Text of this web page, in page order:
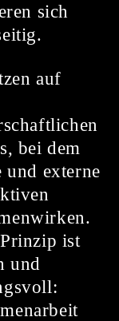
sich
auf
bei dem
und externe
ist
und